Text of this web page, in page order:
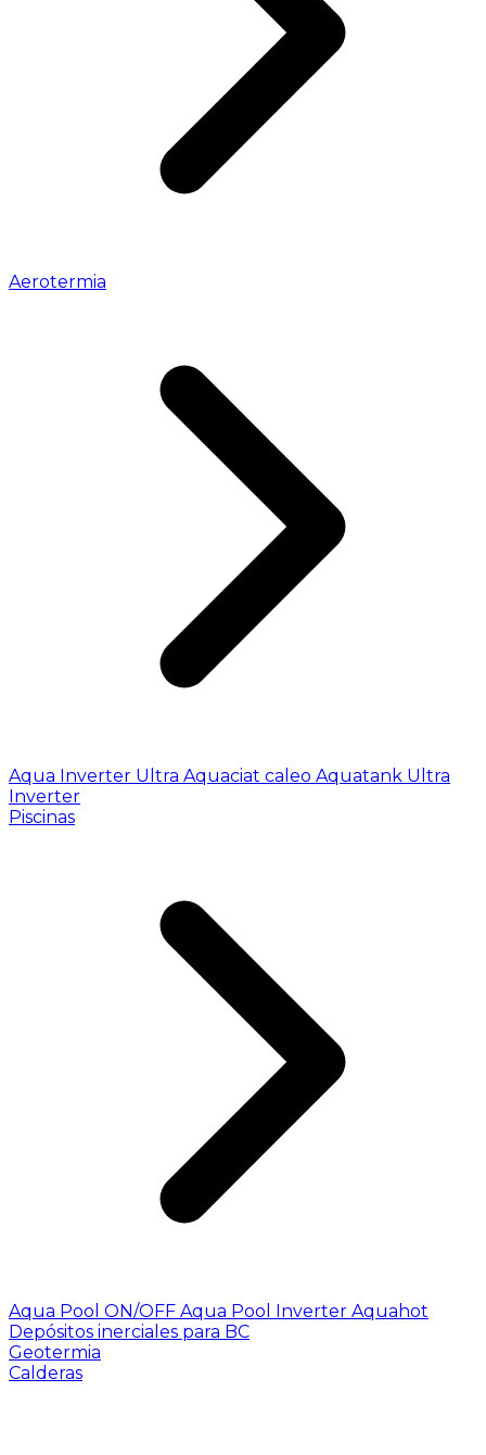
Aerotermia
Aqua Inverter Ultra Aquaciat caleo Aquatank Ultra
Inverter
Piscinas
Aqua Pool ON/OFF Aqua Pool Inverter Aquahot
Depósitos inerciales para BC
Geotermia
Calderas